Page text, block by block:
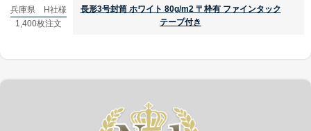
名入れタオル製作所
兵庫県 H社様
1,400枚注文
長形3号封筒 ホワイト 80g/m2 〒枠有 ファインタック
テープ付き